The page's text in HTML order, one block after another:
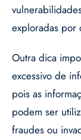
exploradas por
Outra dica
excessivo de
pois as
podem ser
fraudes ou